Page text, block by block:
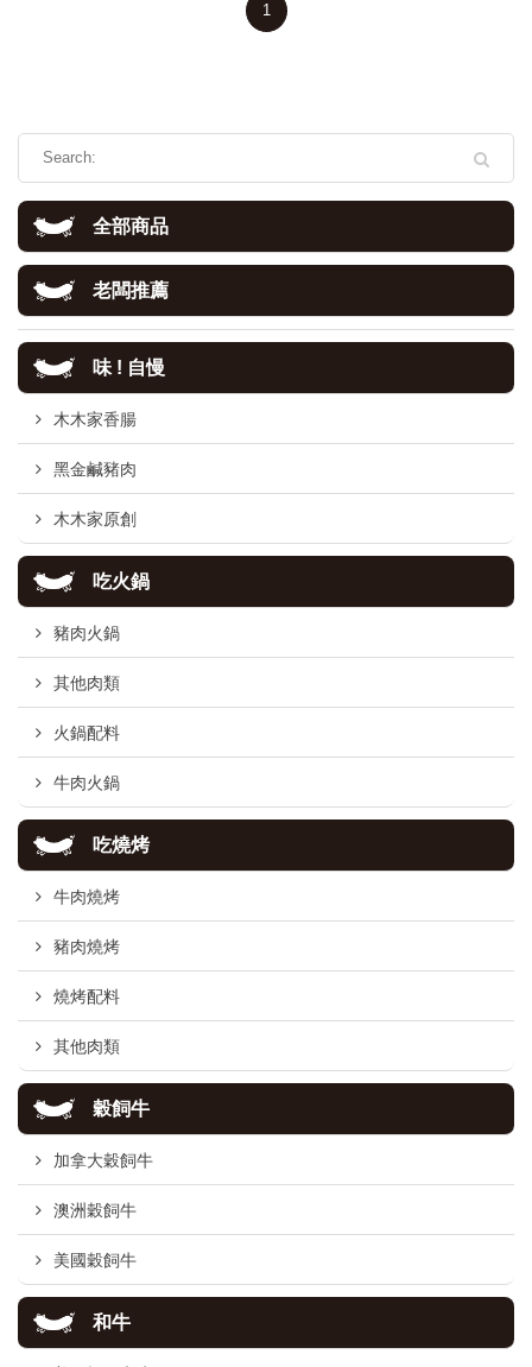
1
全部商品
老闆推薦
味 ! 自慢
木木家香腸
黑金鹹豬肉
木木家原創
吃火鍋
豬肉火鍋
其他肉類
火鍋配料
牛肉火鍋
吃燒烤
牛肉燒烤
豬肉燒烤
燒烤配料
其他肉類
穀飼牛
加拿大穀飼牛
澳洲穀飼牛
美國穀飼牛
和牛